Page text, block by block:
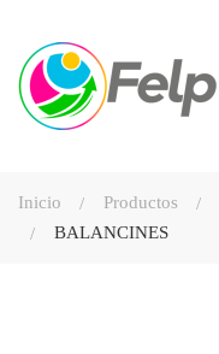
Inicio Productos
BALANCINES